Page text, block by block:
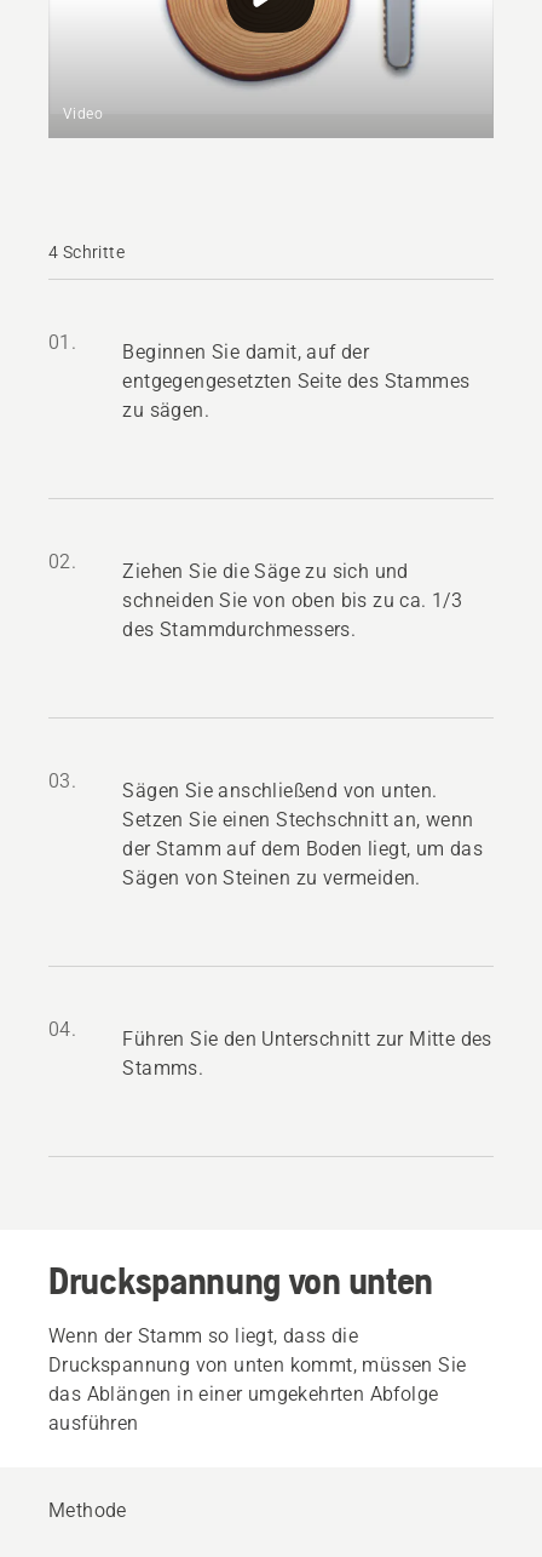
Video
4 Schritte
01.
Beginnen Sie damit, auf der
entgegengesetzten Seite des Stammes
zu sägen.
02.
Ziehen Sie die Säge zu sich und
schneiden Sie von oben bis zu ca. 1/3
des Stammdurchmessers.
03.
Sägen Sie anschließend von unten.
Setzen Sie einen Stechschnitt an, wenn
der Stamm auf dem Boden liegt, um das
Sägen von Steinen zu vermeiden.
04.
Führen Sie den Unterschnitt zur Mitte des
Stamms.
Druckspannung von unten
Wenn der Stamm so liegt, dass die
Druckspannung von unten kommt, müssen Sie
das Ablängen in einer umgekehrten Abfolge
ausführen
Methode